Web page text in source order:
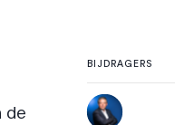
de
BIJDRAGERS